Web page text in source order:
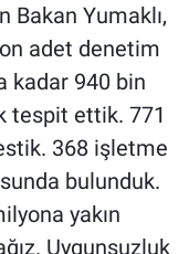
Bakan Yumaklı,
adet denetim
kadar 940 bin
tespit ettik. 771
368 işletme
bulunduk.
yakın
Uygunsuzluk